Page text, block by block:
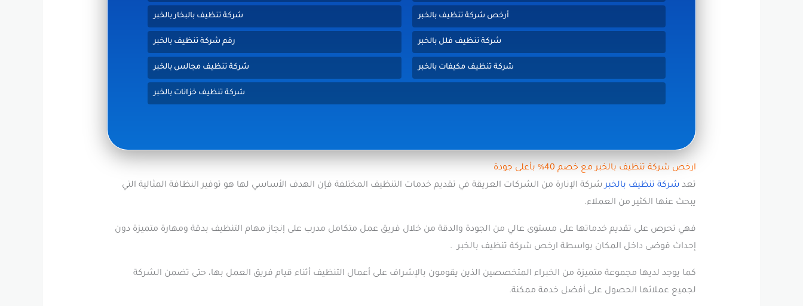
شركة تنظيف بالبخار بالخبر أرخص شركة تنظيف بالخبر
رقم شركة تنظيف بالخبر شركة تنظيف فلل بالخبر
شركة تنظيف مجالس بالخبر شركة تنظيف مكيفات بالخبر
شركة تنظيف خزانات بالخبر
ارخص شركة تنظيف بالخبر مع خصم 40% بأعلى جودة
تعد شركة تنظيف بالخبرشركة الإنارة من الشركات العريقة في تقديم خدمات التنظيف المختلفة فإن الهدف الأساسي لها هو توفير النظافة المثالية التي
يبحث عنها الكثير من العملاء.
فهي تحرص على تقديم خدماتها على مستوى عالي من الجودة والدقة من خلال فريق عمل متكامل مدرب على إنجاز مهام التنظيف بدقة ومهارة متميزة دون
إحداث فوضى داخل المكان بواسطة ارخص شركة تنظيف بالخبر .
كما يوجد لديها مجموعة متميزة من الخبراء المتخصصين الذين يقومون بالإشراف على أعمال التنظيف أثناء قيام فريق العمل بها، حتى تضمن الشركة
لجميع عملائها الحصول على أفضل خدمة ممكنة.